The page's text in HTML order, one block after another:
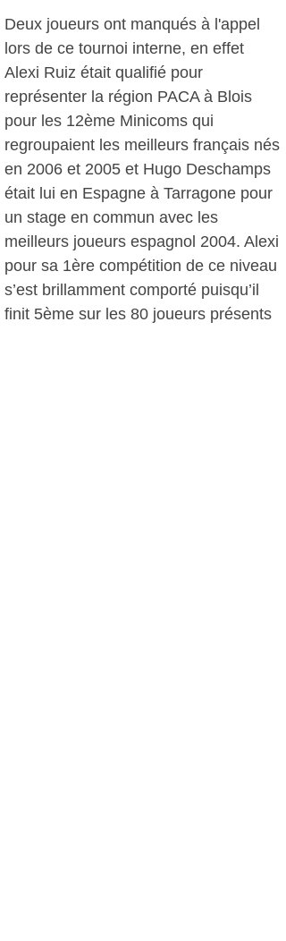
Deux joueurs ont manqués à l'appel
lors de ce tournoi interne, en effet
Alexi Ruiz était qualifié pour
représenter la région PACA à Blois
pour les 12ème Minicoms qui
regroupaient les meilleurs français nés
en 2006 et 2005 et Hugo Deschamps
était lui en Espagne à Tarragone pour
un stage en commun avec les
meilleurs joueurs espagnol 2004. Alexi
pour sa 1ère compétition de ce niveau
s’est brillamment comporté puisqu’il
finit 5ème sur les 80 joueurs présents